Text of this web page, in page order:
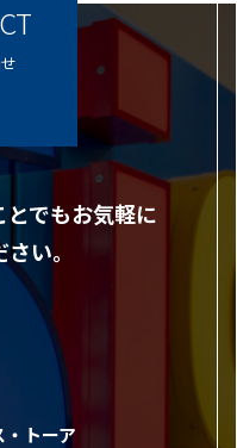
でもお気軽に
い。
トーア